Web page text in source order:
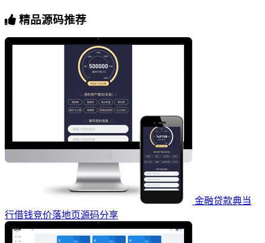
精品源码推荐
金融贷款典当
行借钱竞价落地页源码分享